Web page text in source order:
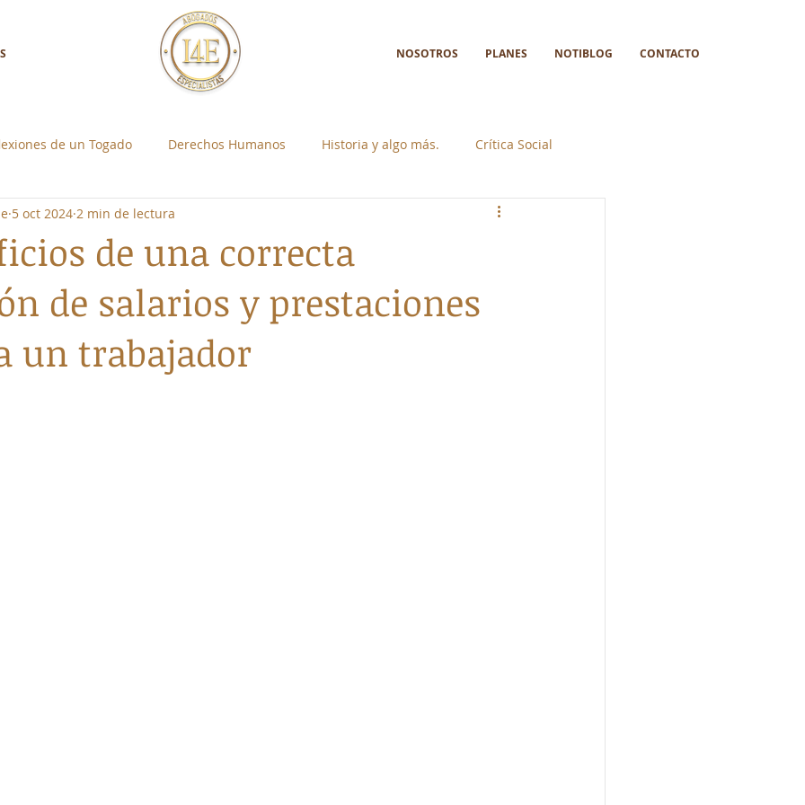
NOSOTROS PLANES NOTIBLOG CONTACTO
de un Togado Derechos Humanos Historia y algo más. Crítica Social
con Nosotros Control Social Individual
de una correcta
de salarios y prestaciones
un trabajador
5 oct 2024 2 min de lectura